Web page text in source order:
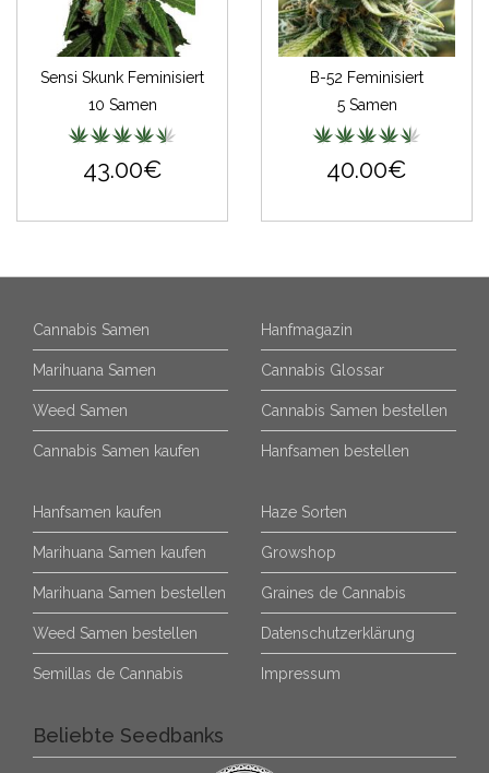
Sensi Skunk Feminisiert
10 Samen
43.00€
B-52 Feminisiert
5 Samen
40.00€
Cannabis Samen
Marihuana Samen
Weed Samen
Cannabis Samen kaufen
Hanfmagazin
Cannabis Glossar
Cannabis Samen bestellen
Hanfsamen bestellen
Hanfsamen kaufen
Marihuana Samen kaufen
Marihuana Samen bestellen
Weed Samen bestellen
Semillas de Cannabis
Haze Sorten
Growshop
Graines de Cannabis
Datenschutzerklärung
Impressum
Beliebte Seedbanks